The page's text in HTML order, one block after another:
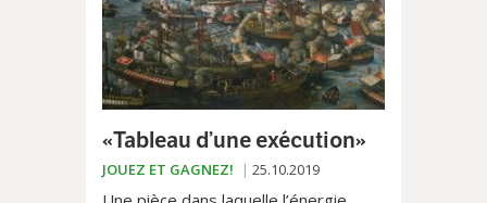
«Tableau d’une exécution»
JOUEZ ET GAGNEZ! 25.10.2019